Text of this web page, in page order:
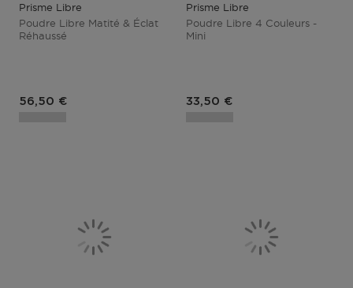
Prisme Libre
Poudre Libre Matité & Éclat
Réhaussé
Prix du produit
56,50 €
Prisme Libre
Poudre Libre 4 Couleurs -
Mini
Prix du produit
33,50 €